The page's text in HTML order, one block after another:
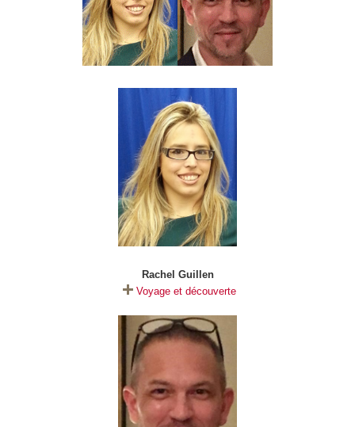
Rachel Guillen
Voyage et découverte